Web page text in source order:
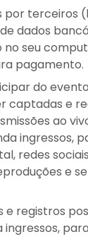
terceiros
dados
seu
pagamento.
do
captadas e
ao
ingressos,
redes
e
registros